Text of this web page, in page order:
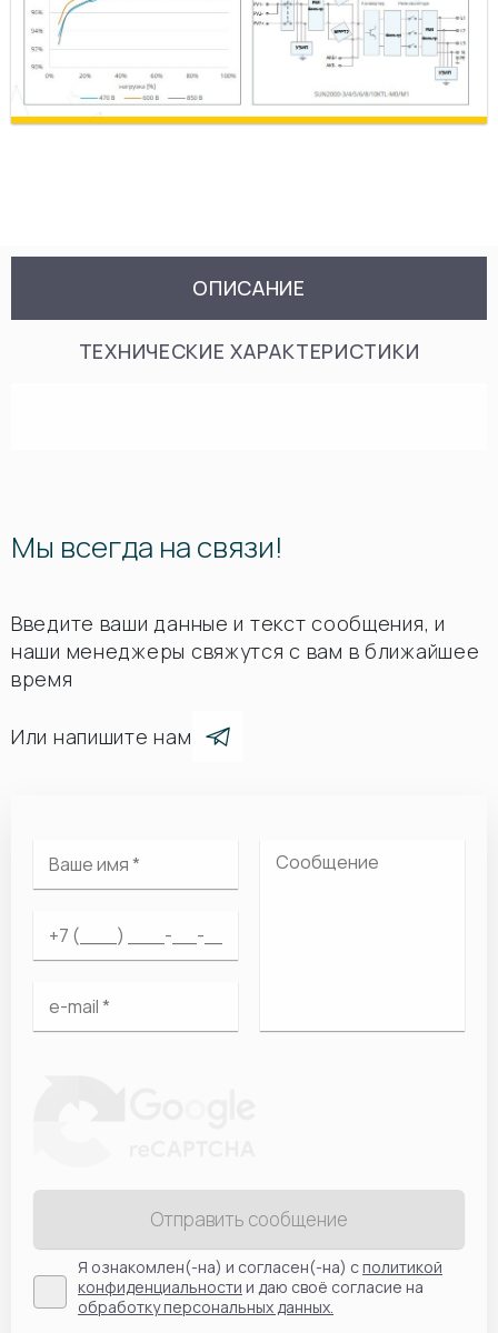
ОПИСАНИЕ
ТЕХНИЧЕСКИЕ ХАРАКТЕРИСТИКИ
Мы всегда на связи!
Введите ваши данные и текст сообщения, и
наши менеджеры свяжутся с вам в ближайшее
время
Или напишите нам
Отправить сообщение
Я ознакомлен(-на) и согласен(-на) сполитикой
конфиденциальности и даю своё согласие на
обработку персональных данных.